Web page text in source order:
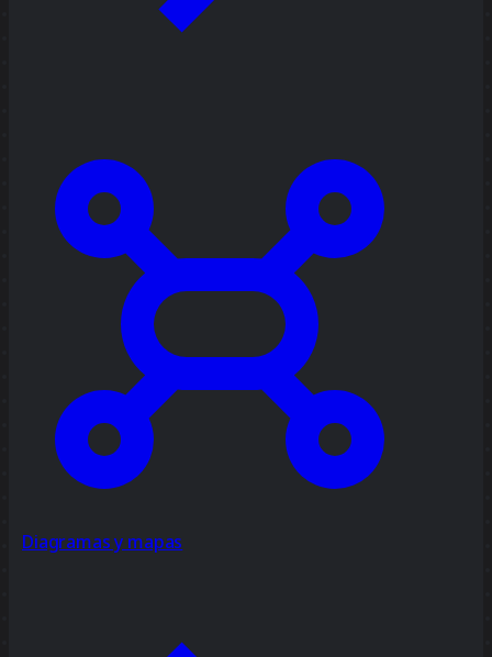
Diagramas y mapas